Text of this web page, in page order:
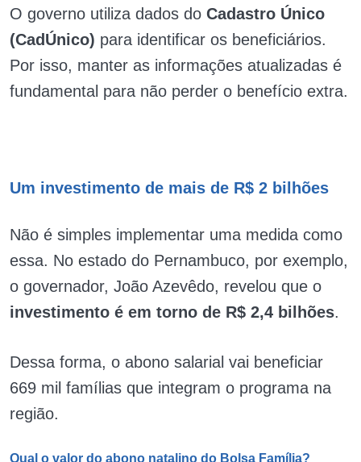
O governo utiliza dados do Cadastro Único
(CadÚnico) para identificar os beneficiários.
Por isso, manter as informações atualizadas é
fundamental para não perder o benefício extra.
Um investimento de mais de R$ 2 bilhões
Não é simples implementar uma medida como
essa. No estado do Pernambuco, por exemplo,
o governador, João Azevêdo, revelou que o
investimento é em torno de R$ 2,4 bilhões.
Dessa forma, o abono salarial vai beneficiar
669 mil famílias que integram o programa na
região.
Qual o valor do abono natalino do Bolsa Família?